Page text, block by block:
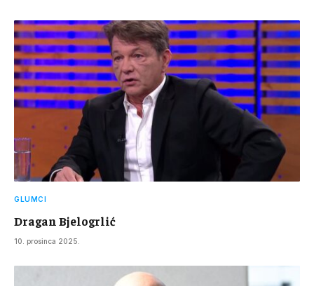
GLUMCI
Dragan Bjelogrlić
10. prosinca 2025.